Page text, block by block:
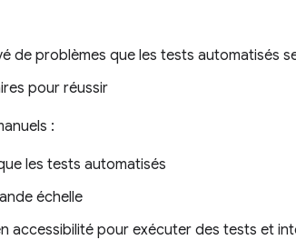
de problèmes que les tests automatisés
pour réussir
:
les tests automatisés
échelle
accessibilité pour exécuter des tests et